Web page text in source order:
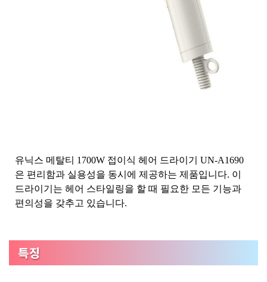
유닉스 메탈티 1700W 접이식 헤어 드라이기 UN-A1690
은 편리함과 실용성을 동시에 제공하는 제품입니다. 이
드라이기는 헤어 스타일링을 할 때 필요한 모든 기능과
편의성을 갖추고 있습니다.
특징